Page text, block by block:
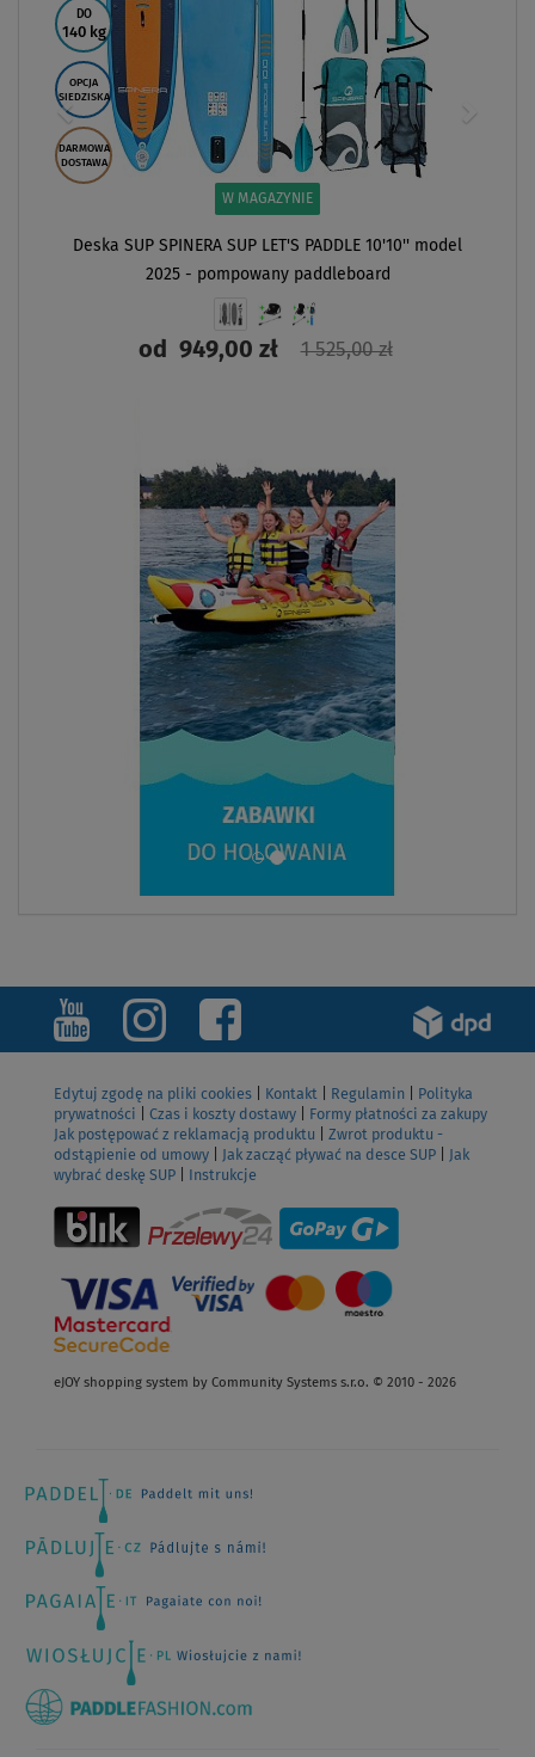
DO
140 kg
OPCJA
SIEDZISKA
DARMOWA
DOSTAWA
W MAGAZYNIE
Deska SUP SPINERA SUP LET'S PADDLE 10'10'' model
2025 - pompowany paddleboard
od949,00 zł 1 525,00 zł
Edytuj zgodę na pliki cookies Kontakt Regulamin
Polityka
prywatności
Czas i koszty dostawy
Formy płatności za zakupy
Jak postępować z reklamacją produktu
Zwrot produktu -
odstąpienie od umowy
Jak zacząć pływać na desce SUP
Jak
wybrać deskę SUP
Instrukcje
eJOY shopping system by Community Systems s.r.o. © 2010 - 2026